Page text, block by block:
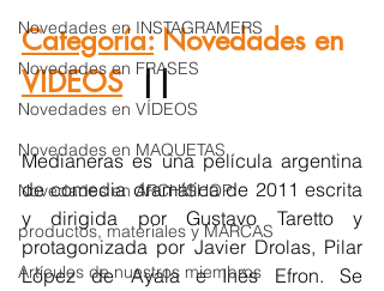
Novedades en INSTAGRAMERS
Novedades en FRASES
Novedades en VÍDEOS
Novedades en MAQUETAS
Novedades en ARCHISHOP
productos, materiales y MARCAS
Artículos de nuestros miembros
Categoría: Novedades en
VIDEOS ||
Medianeras es una película argentina
de comedia dramática de 2011 escrita
y dirigida por Gustavo Taretto y
protagonizada por Javier Drolas, Pilar
López de Ayala e Inés Efron. Se